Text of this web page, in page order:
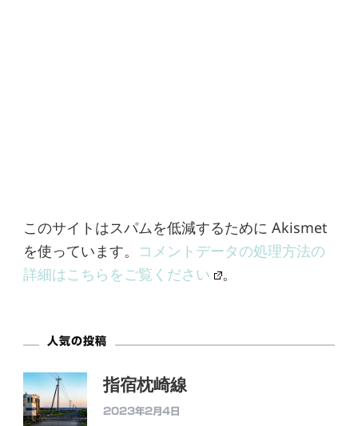
このサイトはスパムを低減するために Akismet
を使っています。
コメントデータの処理方法の
詳細はこちらをご覧ください
。
人気の投稿
指宿枕崎線
2023年2月4日